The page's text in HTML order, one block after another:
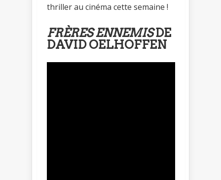
thriller au cinéma cette semaine !
FRÈRES ENNEMISDE
DAVID OELHOFFEN